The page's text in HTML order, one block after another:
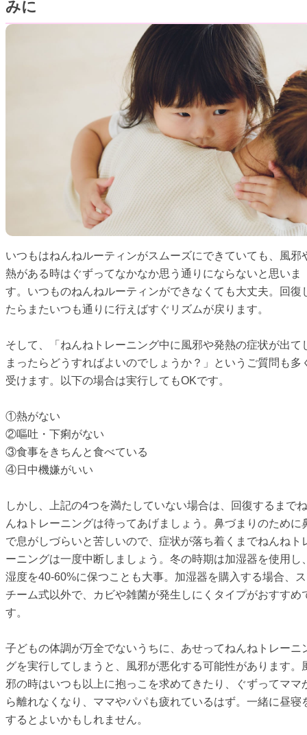
みに
いつもはねんねルーティンがスムーズにできていても、風邪
熱がある時はぐずってなかなか思う通りにならないと思いま
す。いつものねんねルーティンができなくても大丈夫。回復
たらまたいつも通りに行えばすぐリズムが戻ります。
そして、「ねんねトレーニング中に風邪や発熱の症状が出て
まったらどうすればよいのでしょうか？」というご質問も多
受けます。以下の場合は実行してもOKです。
①熱がない
②嘔吐・下痢がない
③食事をきちんと食べている
④日中機嫌がいい
しかし、上記の4つを満たしていない場合は、回復するまでね
んねトレーニングは待ってあげましょう。鼻づまりのために
で息がしづらいと苦しいので、症状が落ち着くまでねんねト
ーニングは一度中断しましょう。冬の時期は加湿器を使用し
湿度を40-60%に保つことも大事。加湿器を購入する場合、ス
チーム式以外で、カビや雑菌が発生しにくタイプがおすすめ
す。
子どもの体調が万全でないうちに、あせってねんねトレーニ
グを実行してしまうと、風邪が悪化する可能性があります。
邪の時はいつも以上に抱っこを求めてきたり、ぐずってママ
ら離れなくなり、ママやパパも疲れているはず。一緒に昼寝
するとよいかもしれません。